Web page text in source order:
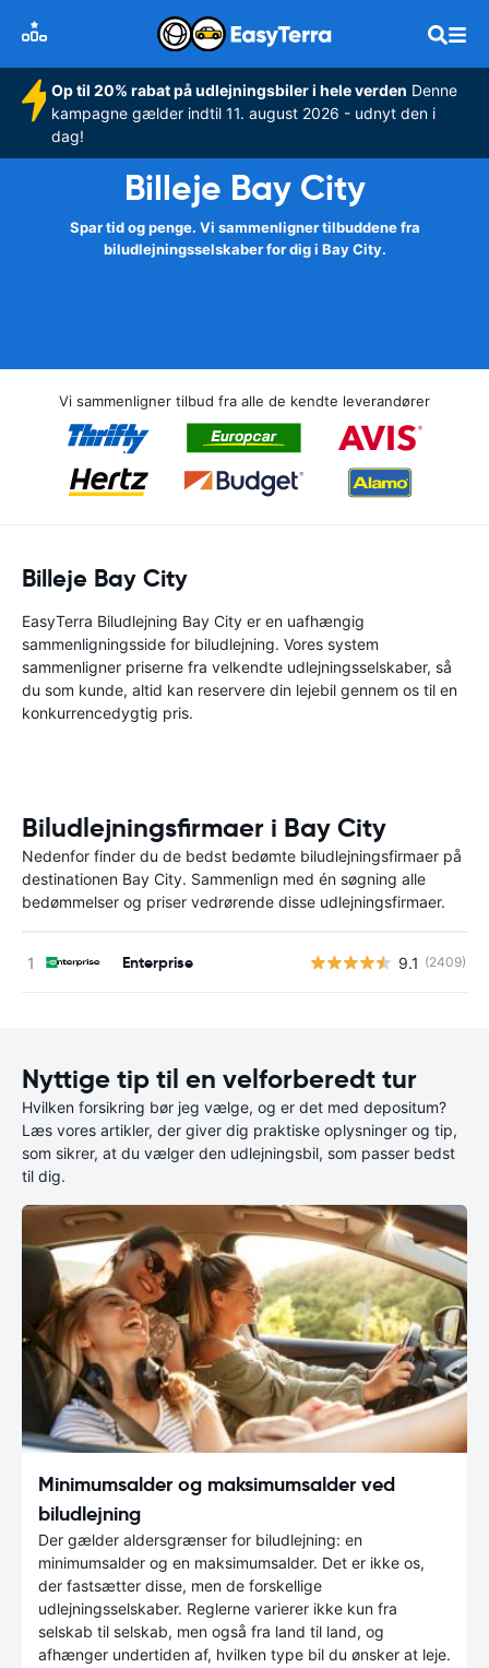
Op til 20% rabat på udlejningsbiler i hele verden Denne
kampagne gælder indtil 11. august 2026 - udnyt den i
dag!
Billeje Bay City
Spar tid og penge. Vi sammenligner tilbuddene fra
biludlejningsselskaber for dig i Bay City.
Vi sammenligner tilbud fra alle de kendte leverandører
Billeje Bay City
EasyTerra Biludlejning Bay City er en uafhængig
sammenligningsside for biludlejning. Vores system
sammenligner priserne fra velkendte udlejningsselskaber, så
du som kunde, altid kan reservere din lejebil gennem os til en
konkurrencedygtig pris.
Biludlejningsfirmaer i Bay City
Nedenfor finder du de bedst bedømte biludlejningsfirmaer på
destinationen Bay City. Sammenlign med én søgning alle
bedømmelser og priser vedrørende disse udlejningsfirmaer.
Enterprise 9.1 (2409)
Nyttige tip til en velforberedt tur
Hvilken forsikring bør jeg vælge, og er det med depositum?
Læs vores artikler, der giver dig praktiske oplysninger og tip,
som sikrer, at du vælger den udlejningsbil, som passer bedst
til dig.
Minimumsalder og maksimumsalder ved
biludlejning
Der gælder aldersgrænser for biludlejning: en
minimumsalder og en maksimumsalder. Det er ikke os,
der fastsætter disse, men de forskellige
udlejningsselskaber. Reglerne varierer ikke kun fra
selskab til selskab, men også fra land til land, og
afhænger undertiden af, hvilken type bil du ønsker at leje.